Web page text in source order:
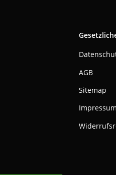
AGB
Sitemap
Impressum